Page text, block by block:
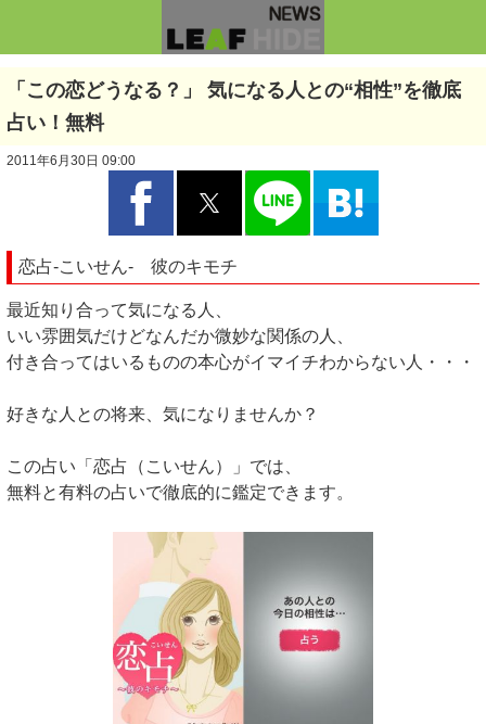
「この恋どうなる？」 気になる人との“相性”を徹底
占い！無料
2011年6月30日 09:00
恋占-こいせん- 彼のキモチ
最近知り合って気になる人、
いい雰囲気だけどなんだか微妙な関係の人、
付き合ってはいるものの本心がイマイチわからない人・・・
好きな人との将来、気になりませんか？
この占い「恋占（こいせん）」では、
無料と有料の占いで徹底的に鑑定できます。